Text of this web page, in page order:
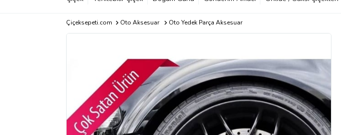
Çiçeksepeti.com Oto Aksesuar Oto Yedek Parça Aksesuar